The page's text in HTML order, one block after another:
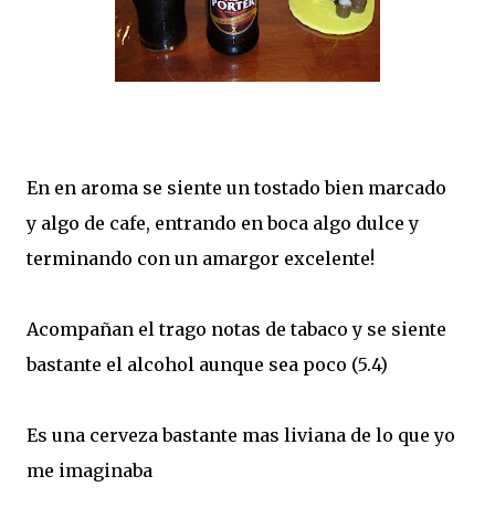
En en aroma se siente un tostado bien marcado
y algo de cafe, entrando en boca algo dulce y
terminando con un amargor excelente!
Acompañan el trago notas de tabaco y se siente
bastante el alcohol aunque sea poco (5.4)
Es una cerveza bastante mas liviana de lo que yo
me imaginaba